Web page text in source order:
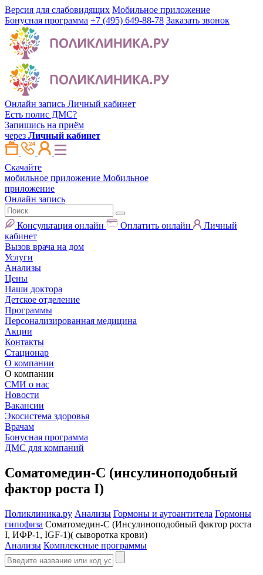
Версия для слабовидящих Мобильное приложение
Бонусная программа +7 (495) 649-88-78 Заказать звонок
Онлайн запись Личный кабинет
Есть полис ДМС?
Запишись на приём
через Личный кабинет
Скачайте
мобильное приложение Мобильное
приложение
Онлайн запись
Консультация онлайн Оплатить онлайн
Личный
кабинет
Вызов врача на дом
Услуги
Анализы
Цены
Наши доктора
Детское отделение
Программы
Персонализированная медицина
Акции
Контакты
Стационар
О компании
О компании
СМИ о нас
Новости
Вакансии
Экосистема здоровья
Врачам
Бонусная программа
ДМС для компаний
Соматомедин-С (инсулиноподобный
фактор роста I)
Поликлиника.ру Анализы Гормоны и аутоантитела Гормоны
гипофиза Соматомедин-С (Инсулиноподобный фактор роста
I, ИФР-1, IGF-1)( сыворотка крови)
Анализы Комплексные программы